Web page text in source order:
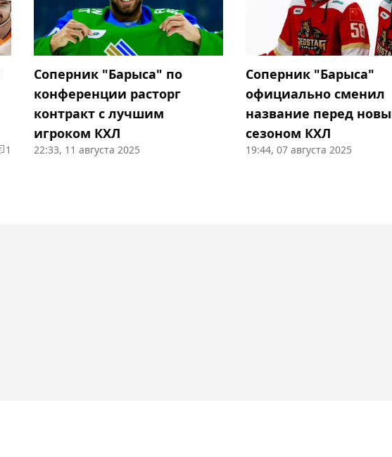
1
Соперник "Барыса" по
конференции расторг
контракт с лучшим
игроком КХЛ
22:33, 11 августа 2025
Соперник "Барыса"
официально сменил
название перед
сезоном КХЛ
19:44, 07 августа 2025